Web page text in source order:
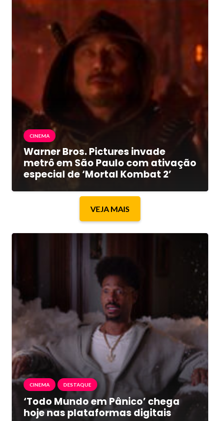
CINEMA
Warner Bros. Pictures invade
metrô em São Paulo com ativação
especial de ‘Mortal Kombat 2’
VEJA MAIS
CINEMA DESTAQUE
‘Todo Mundo em Pânico’ chega
hoje nas plataformas digitais